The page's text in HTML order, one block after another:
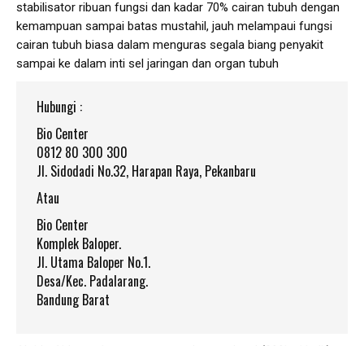
stabilisator ribuan fungsi dan kadar 70% cairan tubuh dengan
kemampuan sampai batas mustahil, jauh melampaui fungsi
cairan tubuh biasa dalam menguras segala biang penyakit
sampai ke dalam inti sel jaringan dan organ tubuh
Hubungi :
Bio Center
0812 80 300 300
Jl. Sidodadi No.32, Harapan Raya, Pekanbaru
Atau
Bio Center
Komplek Baloper.
Jl. Utama Baloper No.1.
Desa/Kec. Padalarang.
Bandung Barat